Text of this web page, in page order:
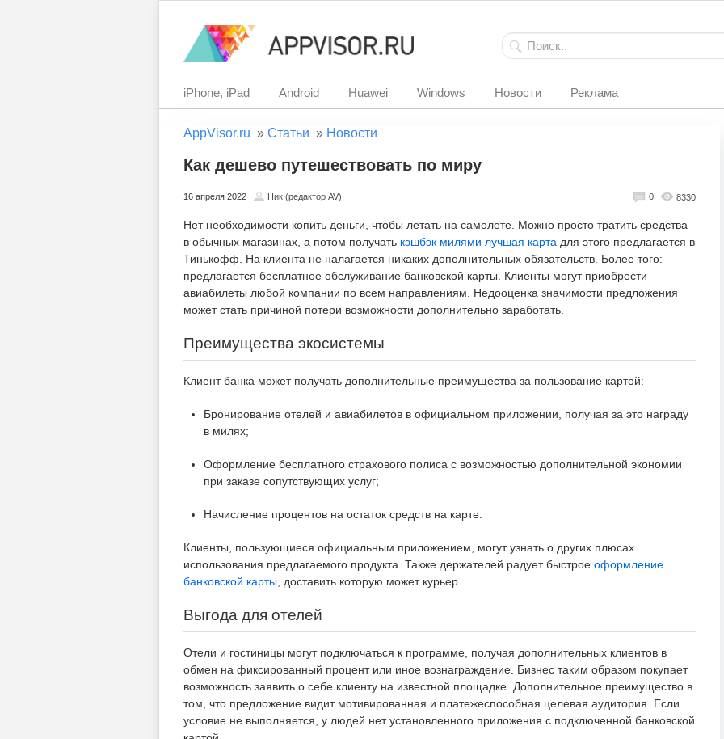
iPhone, iPad Android Huawei Windows Новости Реклама
AppVisor.ru » Статьи » Новости
Как дешево путешествовать по миру
16 апреля 2022 Ник (редактор AV) 8330
0
Нет необходимости копить деньги, чтобы летать на самолете. Можно просто тратить средства
в обычных магазинах, а потом получать кэшбэк милями лучшая карта для этого предлагается в
Тинькофф. На клиента не налагается никаких дополнительных обязательств. Более того:
предлагается бесплатное обслуживание банковской карты. Клиенты могут приобрести
авиабилеты любой компании по всем направлениям. Недооценка значимости предложения
может стать причиной потери возможности дополнительно заработать.
Преимущества экосистемы
Клиент банка может получать дополнительные преимущества за пользование картой:
Бронирование отелей и авиабилетов в официальном приложении, получая за это награду
в милях;
Оформление бесплатного страхового полиса с возможностью дополнительной экономии
при заказе сопутствующих услуг;
Начисление процентов на остаток средств на карте.
Клиенты, пользующиеся официальным приложением, могут узнать о других плюсах
использования предлагаемого продукта. Также держателей радует быстрое оформление
банковской карты , доставить которую может курьер.
Выгода для отелей
Отели и гостиницы могут подключаться к программе, получая дополнительных клиентов в
обмен на фиксированный процент или иное вознаграждение. Бизнес таким образом покупает
возможность заявить о себе клиенту на известной площадке. Дополнительное преимущество в
том, что предложение видит мотивированная и платежеспособная целевая аудитория. Если
условие не выполняется, у людей нет установленного приложения с подключенной банковской